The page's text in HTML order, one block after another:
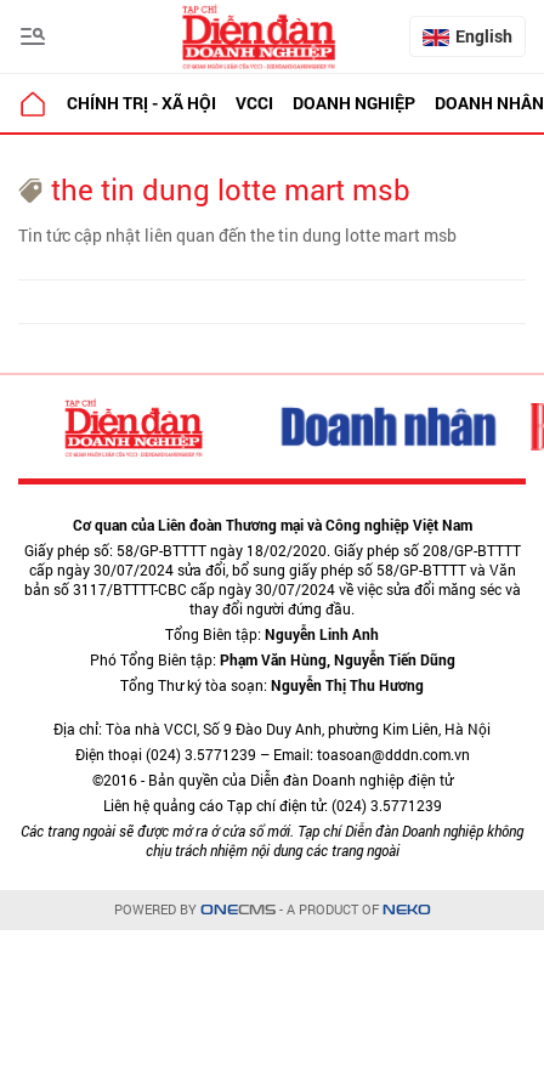
English
CHÍNH TRỊ - XÃ HỘI VCCI DOANH NGHIỆP DOANH NHÂN
the tin dung lotte mart msb
Tin tức cập nhật liên quan đến the tin dung lotte mart msb
Cơ quan của Liên đoàn Thương mại và Công nghiệp Việt Nam
Giấy phép số: 58/GP-BTTTT ngày 18/02/2020. Giấy phép số 208/GP-BTTTT
cấp ngày 30/07/2024 sửa đổi, bổ sung giấy phép số 58/GP-BTTTT và Văn
bản số 3117/BTTTT-CBC cấp ngày 30/07/2024 về việc sửa đổi măng séc và
thay đổi người đứng đầu.
Tổng Biên tập:Nguyễn Linh Anh
Phó Tổng Biên tập:Phạm Văn Hùng, Nguyễn Tiến Dũng
Tổng Thư ký tòa soạn:Nguyễn Thị Thu Hương
Địa chỉ: Tòa nhà VCCI, Số 9 Đào Duy Anh, phường Kim Liên, Hà Nội
Điện thoại (024) 3.5771239 – Email: toasoan@dddn.com.vn
©2016 - Bản quyền của Diễn đàn Doanh nghiệp điện tử
Liên hệ quảng cáo Tạp chí điện tử: (024) 3.5771239
Các trang ngoài sẽ được mở ra ở cửa sổ mới. Tạp chí Diễn đàn Doanh nghiệp không
chịu trách nhiệm nội dung các trang ngoài
POWERED BY ONECMS- A PRODUCT OF NEKO